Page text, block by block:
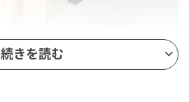
続きを読む